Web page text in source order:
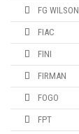
FG WILSON
FIAC
FINI
FIRMAN
FOGO
FPT